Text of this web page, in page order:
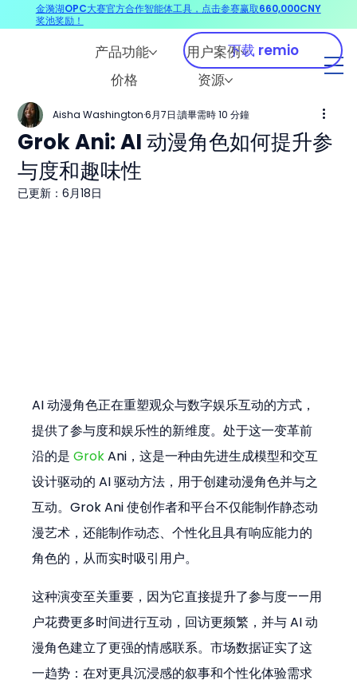
产品功能
用户案例
价格
资源
下载 remio
Grok Ani: AI 动漫角色如何提升参
与度和趣味性
Aisha Washington 6月7日 讀畢需時 10 分鐘
已更新：6月18日
AI 动漫角色正在重塑观众与数字娱乐互动的方式，
提供了参与度和娱乐性的新维度。处于这一变革前
沿的是 Grok Ani，这是一种由先进生成模型和交互
设计驱动的 AI 驱动方法，用于创建动漫角色并与之
互动。Grok Ani 使创作者和平台不仅能制作静态动
漫艺术，还能制作动态、个性化且具有响应能力的
角色的，从而实时吸引用户。
这种演变至关重要，因为它直接提升了参与度——用
户花费更多时间进行互动，回访更频繁，并与 AI 动
漫角色建立了更强的情感联系。市场数据证实了这
一趋势：在对更具沉浸感的叙事和个性化体验需求
金漪湖OPC大赛官方合作智能体工具，点击参赛赢取660,000CNY
奖池奖励！